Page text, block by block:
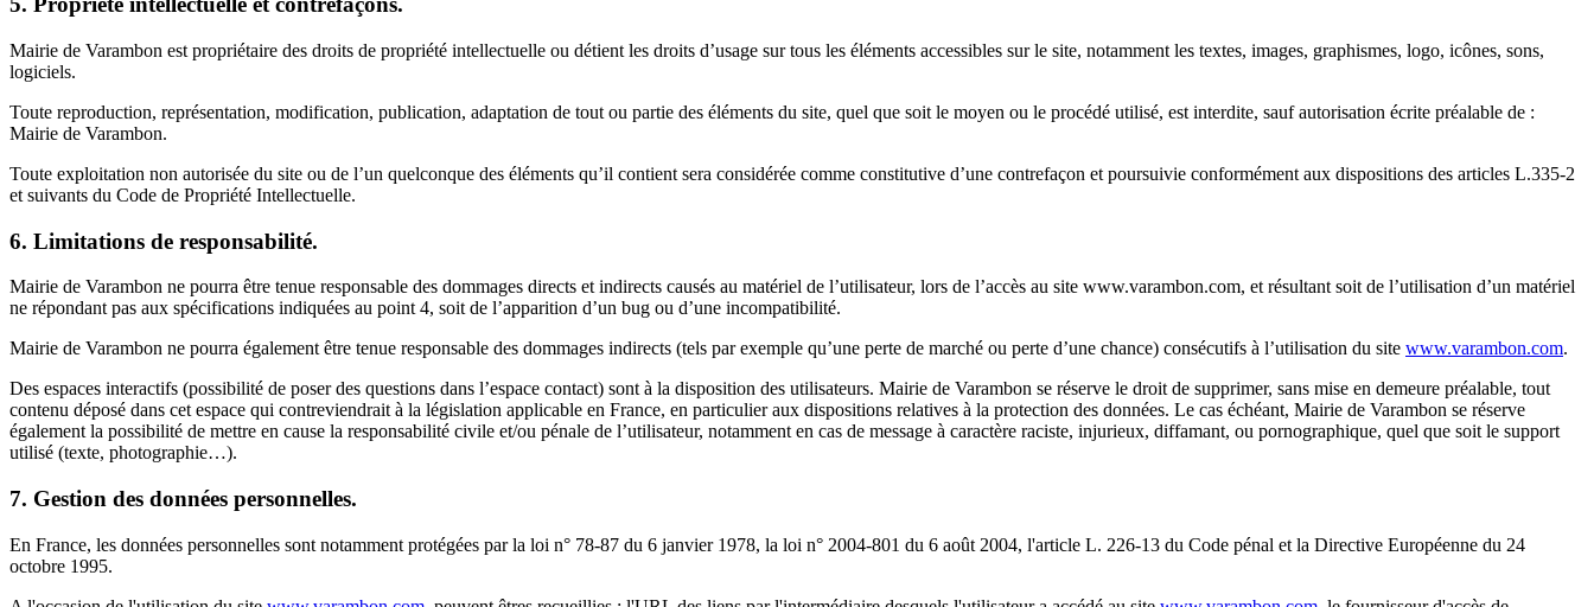
Mairie de Varambon est propriétaire des droits de propriété intellectuelle ou détient les droits d’usage sur tous les éléments accessibles sur le site, notamment les textes, images, graphismes, logo, icônes, sons,
logiciels.
Toute reproduction, représentation, modification, publication, adaptation de tout ou partie des éléments du site, quel que soit le moyen ou le procédé utilisé, est interdite, sauf autorisation écrite préalable de :
Mairie de Varambon.
Toute exploitation non autorisée du site ou de l’un quelconque des éléments qu’il contient sera considérée comme constitutive d’une contrefaçon et poursuivie conformément aux dispositions des articles L.335-2
et suivants du Code de Propriété Intellectuelle.
6. Limitations de responsabilité.
Mairie de Varambon ne pourra être tenue responsable des dommages directs et indirects causés au matériel de l’utilisateur, lors de l’accès au site www.varambon.com, et résultant soit de l’utilisation d’un matériel
ne répondant pas aux spécifications indiquées au point 4, soit de l’apparition d’un bug ou d’une incompatibilité.
Mairie de Varambon ne pourra également être tenue responsable des dommages indirects (tels par exemple qu’une perte de marché ou perte d’une chance) consécutifs à l’utilisation du site www.varambon.com.
Des espaces interactifs (possibilité de poser des questions dans l’espace contact) sont à la disposition des utilisateurs. Mairie de Varambon se réserve le droit de supprimer, sans mise en demeure préalable, tout
contenu déposé dans cet espace qui contreviendrait à la législation applicable en France, en particulier aux dispositions relatives à la protection des données. Le cas échéant, Mairie de Varambon se réserve
également la possibilité de mettre en cause la responsabilité civile et/ou pénale de l’utilisateur, notamment en cas de message à caractère raciste, injurieux, diffamant, ou pornographique, quel que soit le support
utilisé (texte, photographie…).
7. Gestion des données personnelles.
En France, les données personnelles sont notamment protégées par la loi n° 78-87 du 6 janvier 1978, la loi n° 2004-801 du 6 août 2004, l'article L. 226-13 du Code pénal et la Directive Européenne du 24
octobre 1995.